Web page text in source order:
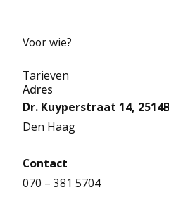
Voor wie?
Tarieven
Adres
Dr. Kuyperstraat 14,
Den Haag
Contact
070 – 381 5704